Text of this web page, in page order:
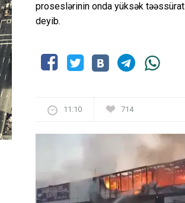
proseslərinin onda yüksək təəssürat
deyib.
11:10 714